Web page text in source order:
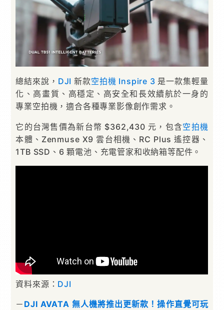
總結來說， DJI 新款空拍機 Inspire 3 是一款集輕量
化、高畫質、高穩定、高安全和長效續航於一身的
專業空拍機，適合各種專業影像創作需求。
它的台灣售價為新台幣 $362,430 元，包含空拍機
本體、Zenmuse X9 雲台相機、RC Plus 遙控器、
1TB SSD、6 顆電池、充電管家和收納箱等配件。
資料來源： DJI
－ DJI AVATA 無人機將推出更新款！操作直覺可玩